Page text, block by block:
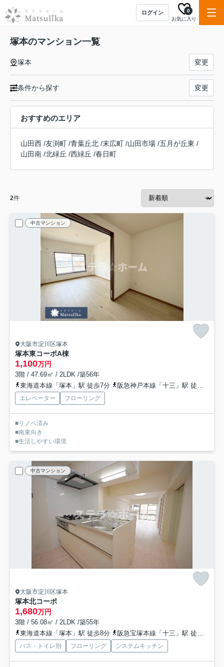
ログイン
お気に入り
0
塚本のマンション一覧
塚本 変更
条件から探す 変更
おすすめのエリア
山田西 /友渕町 /青葉丘北 /末広町 /山田市場 /五月が丘東 /
山田南 /北緑丘 /西緑丘 /春日町
2件
中古マンション
大阪市淀川区塚本
塚本東コーポA棟
1,100万円
3階 / 47.69㎡ / 2LDK /築56年
東海道本線「塚本」駅 徒歩7分
阪急神戸本線「十三」駅 徒歩19分
エレベーター フローリング
■リノベ済み
■南東向き
■生活しやすい環境
中古マンション
大阪市淀川区塚本
塚本北コーポ
1,680万円
3階 / 56.08㎡ / 2LDK /築55年
東海道本線「塚本」駅 徒歩8分
阪急宝塚本線「十三」駅 徒歩15分
バス・トイレ別 フローリング システムキッチン